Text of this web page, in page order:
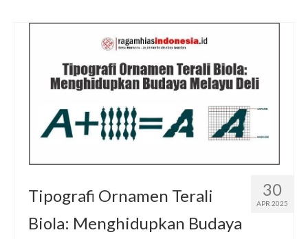
30
APR 2025
Tipografi Ornamen Terali
Biola: Menghidupkan Budaya